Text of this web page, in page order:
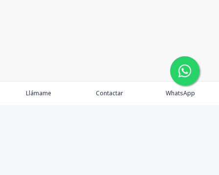
Llámame Contactar WhatsApp